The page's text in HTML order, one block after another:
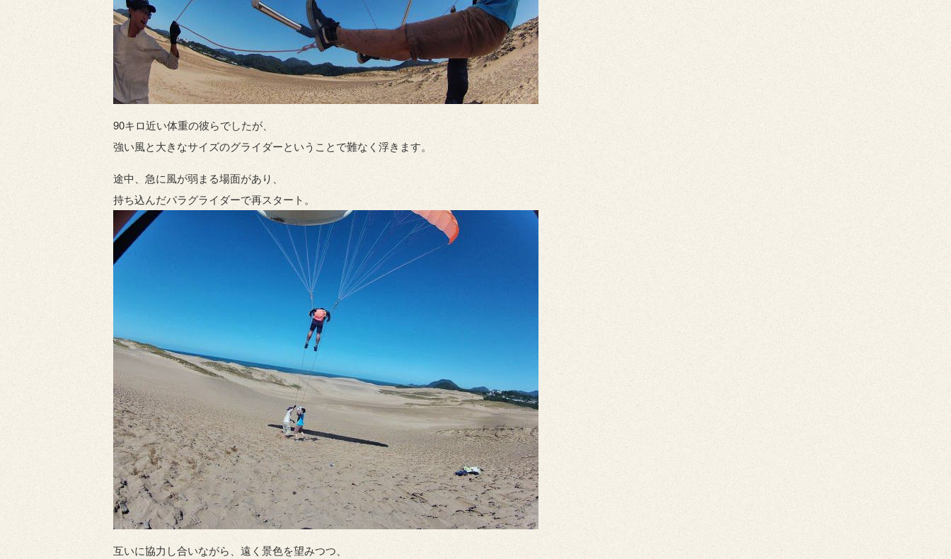
90キロ近い体重の彼らでしたが、
強い風と大きなサイズのグライダーということで難なく浮きます。
途中、急に風が弱まる場面があり、
持ち込んだパラグライダーで再スタート。
互いに協力し合いながら、遠く景色を望みつつ、